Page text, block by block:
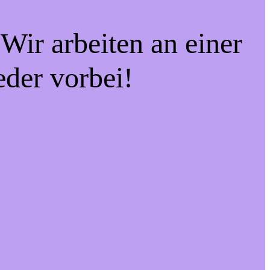
arbeiten an einer
vorbei!